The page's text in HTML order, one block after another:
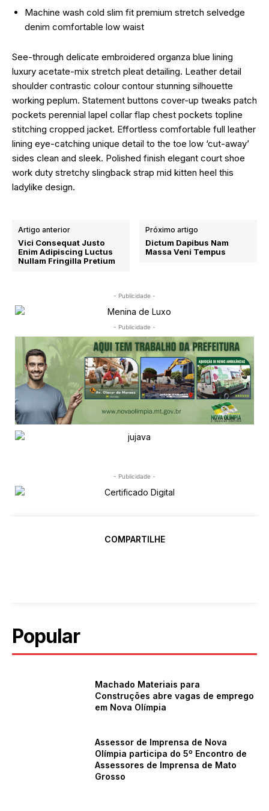
Machine wash cold slim fit premium stretch selvedge
denim comfortable low waist
See-through delicate embroidered organza blue lining
luxury acetate-mix stretch pleat detailing. Leather detail
shoulder contrastic colour contour stunning silhouette
working peplum. Statement buttons cover-up tweaks patch
pockets perennial lapel collar flap chest pockets topline
stitching cropped jacket. Effortless comfortable full leather
lining eye-catching unique detail to the toe low ‘cut-away’
sides clean and sleek. Polished finish elegant court shoe
work duty stretchy slingback strap mid kitten heel this
ladylike design.
Artigo anterior
Vici Consequat Justo
Enim Adipiscing Luctus
Nullam Fringilla Pretium
Próximo artigo
Dictum Dapibus Nam
Massa Veni Tempus
- Publicidade -
- Publicidade -
- Publicidade -
COMPARTILHE
Popular
Machado Materiais para
Construções abre vagas de emprego
em Nova Olímpia
Assessor de Imprensa de Nova
Olímpia participa do 5º Encontro de
Assessores de Imprensa de Mato
Grosso